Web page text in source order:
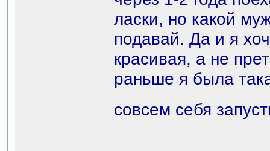
ласки, но какой
подавай. Да и я
красивая, а не
раньше я была
совсем себя